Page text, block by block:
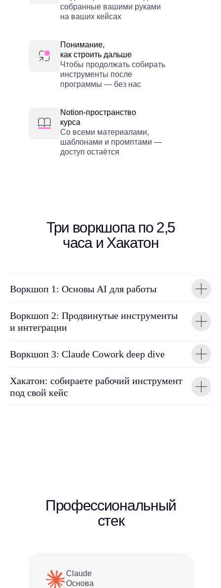
Понимание,
как строить дальше
Чтобы продолжать собирать
инструменты после
программы — без нас
Notion-пространство
курса
Со всеми материалами,
шаблонами и промптами —
доступ остаётся
собранные вашими руками
на ваших кейсах
Три воркшопа по 2,5
часа и Хакатон
Воркшоп 1: Основы AI для работы
Воркшоп 2: Продвинутые инструменты
и интеграции
Воркшоп 3: Claude Cowork deep dive
Хакатон: собираете рабочий инструмент
под свой кейс
Профессиональный
стек
Claude
Основа